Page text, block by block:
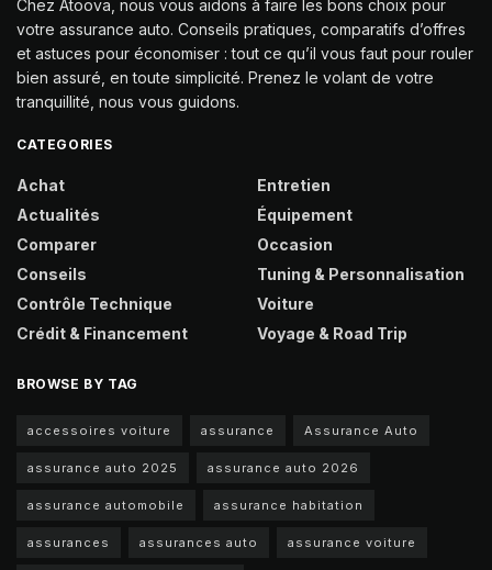
Chez Atoova, nous vous aidons à faire les bons choix pour
votre assurance auto. Conseils pratiques, comparatifs d’offres
et astuces pour économiser : tout ce qu’il vous faut pour rouler
bien assuré, en toute simplicité. Prenez le volant de votre
tranquillité, nous vous guidons.
CATEGORIES
Achat
Actualités
Comparer
Conseils
Contrôle Technique
Crédit & Financement
Entretien
Équipement
Occasion
Tuning & Personnalisation
Voiture
Voyage & Road Trip
BROWSE BY TAG
accessoires voiture assurance Assurance Auto
assurance auto 2025 assurance auto 2026
assurance automobile assurance habitation
assurances assurances auto assurance voiture